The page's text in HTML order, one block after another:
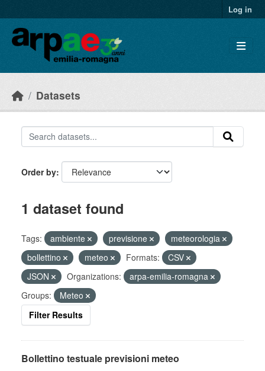
Log in
Datasets
Order by
1 dataset found
Tags: ambiente previsione
meteorologia
bollettino
meteo Formats:
CSV
JSON
Organizations:
arpa-emilia-romagna
Groups:
Meteo
Filter Results
Bollettino testuale previsioni meteo